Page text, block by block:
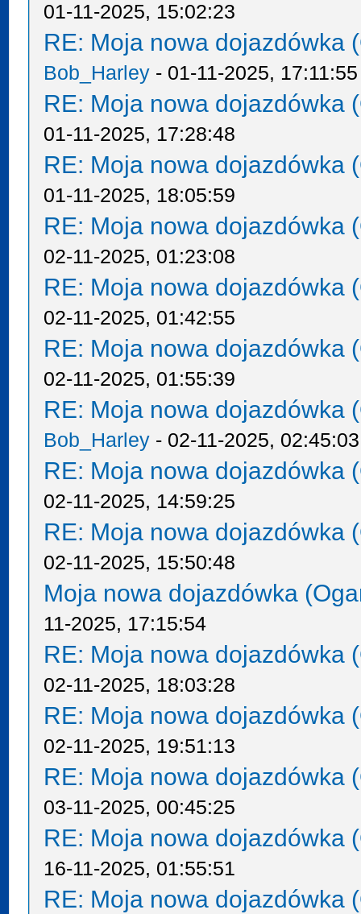
01-11-2025, 15:02:23
RE: Moja nowa dojazdówka
Bob_Harley - 01-11-2025, 17:11:55
RE: Moja nowa dojazdówka
01-11-2025, 17:28:48
RE: Moja nowa dojazdówka
01-11-2025, 18:05:59
RE: Moja nowa dojazdówka
02-11-2025, 01:23:08
RE: Moja nowa dojazdówka
02-11-2025, 01:42:55
RE: Moja nowa dojazdówka
02-11-2025, 01:55:39
RE: Moja nowa dojazdówka
Bob_Harley - 02-11-2025, 02:45:03
RE: Moja nowa dojazdówka
02-11-2025, 14:59:25
RE: Moja nowa dojazdówka
02-11-2025, 15:50:48
Moja nowa dojazdówka
11-2025, 17:15:54
RE: Moja nowa dojazdówka
02-11-2025, 18:03:28
RE: Moja nowa dojazdówka
02-11-2025, 19:51:13
RE: Moja nowa dojazdówka
03-11-2025, 00:45:25
RE: Moja nowa dojazdówka
16-11-2025, 01:55:51
RE: Moja nowa dojazdówka